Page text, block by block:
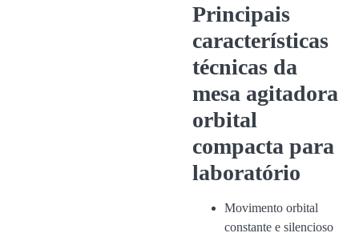
Principais
características
técnicas da
mesa agitadora
orbital
compacta para
laboratório
Movimento orbital
constante e silencioso